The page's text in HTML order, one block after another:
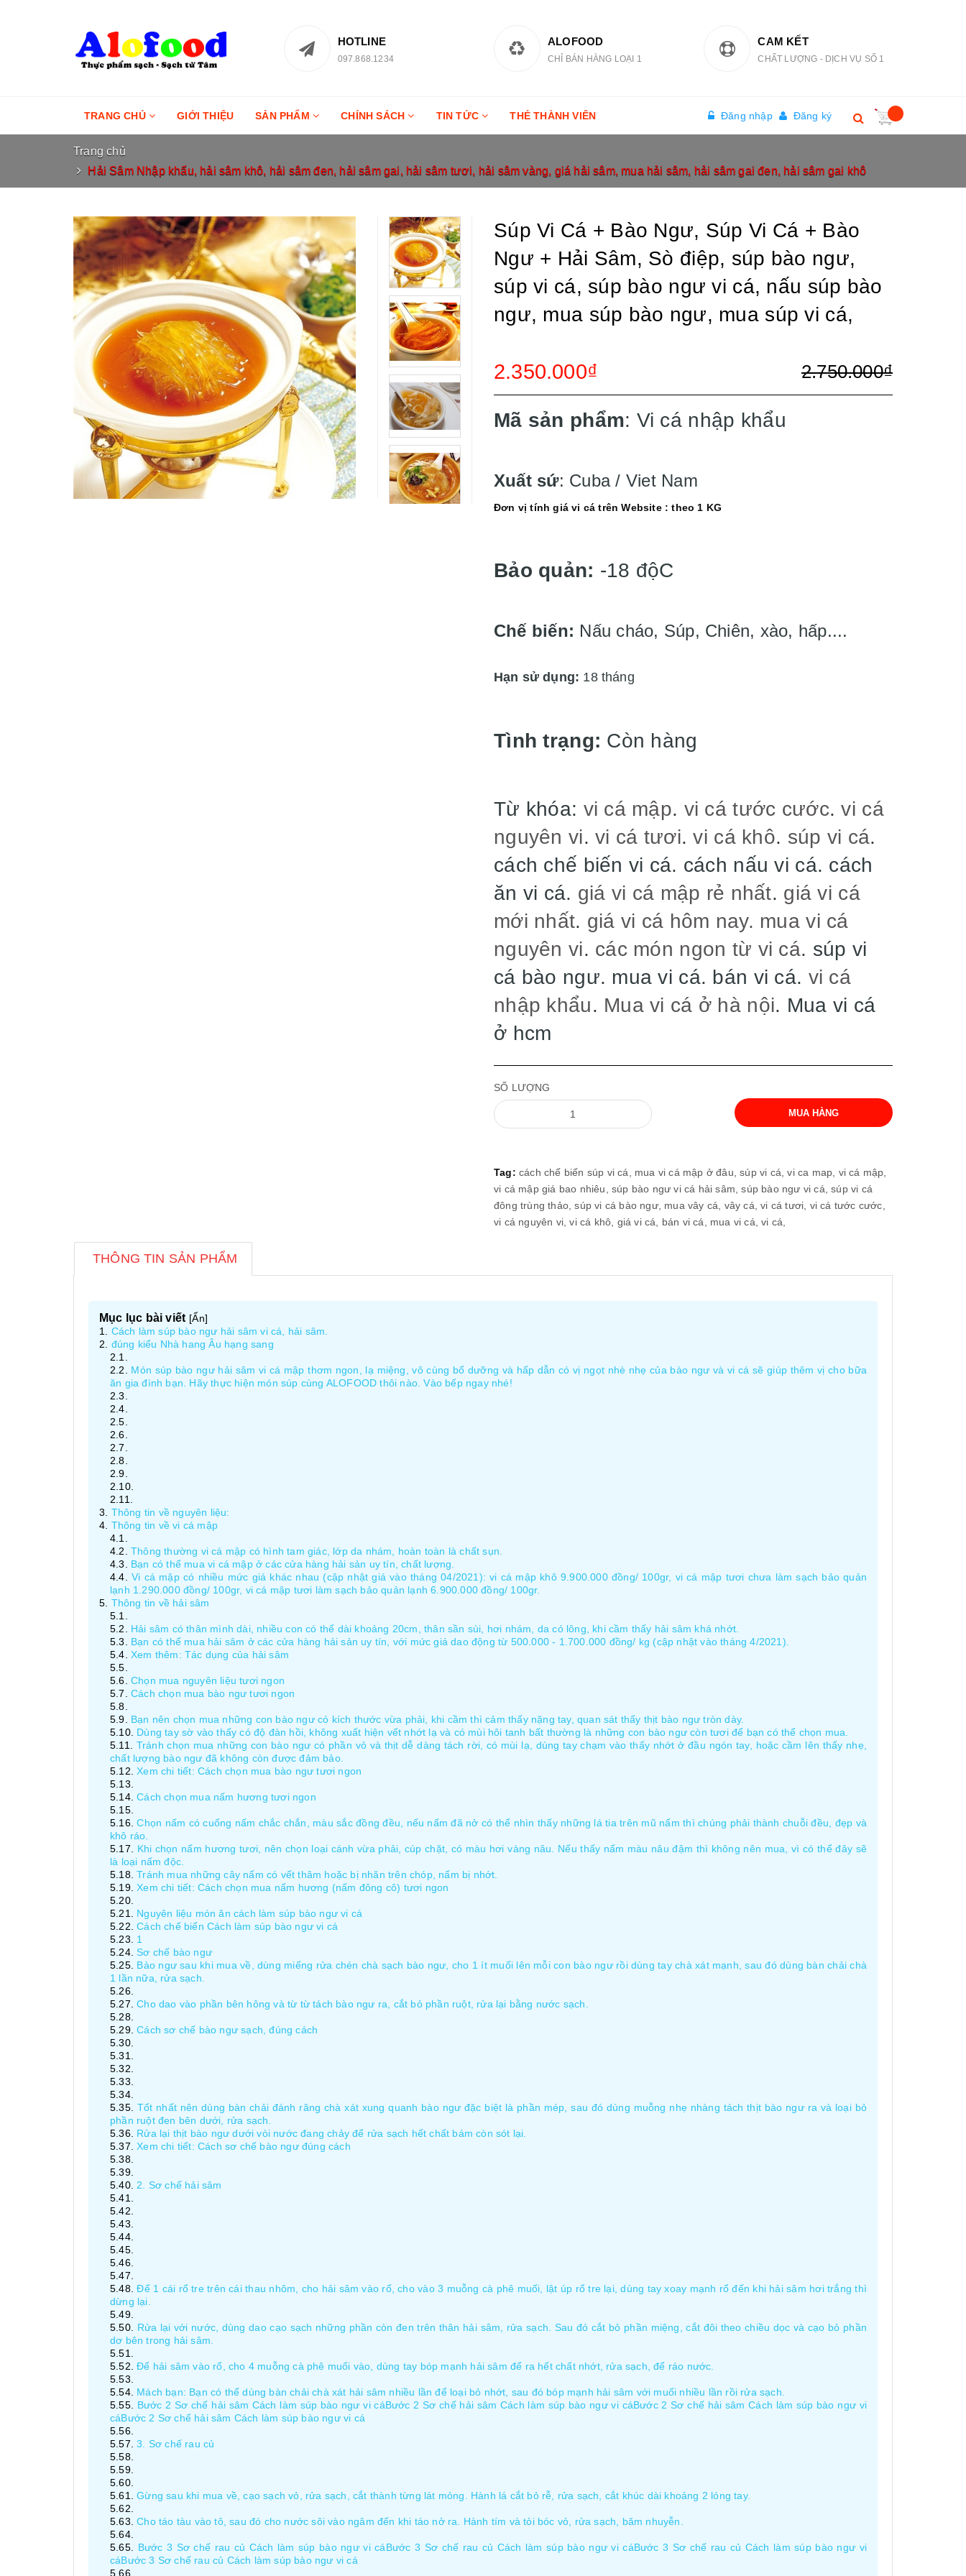
HOTLINE
097.868.1234
ALOFOOD
CHỈ BÁN HÀNG LOẠI 1
CAM KẾT
CHẤT LƯỢNG - DỊCH VỤ SỐ 1
TRANG CHỦ GIỚI THIỆU SẢN PHẨM CHÍNH SÁCH TIN TỨC THẺ THÀNH VIÊN Đăng nhập Đăng ký
Trang chủ
Hải Sâm Nhập khẩu, hải sâm khô, hải sâm đen, hải sâm gai, hải sâm tươi, hải sâm vàng, giá hải sâm, mua hải sâm, hải sâm gai đen, hải sâm gai khô
Súp Vi Cá + Bào Ngư, Súp Vi Cá + Bào
Ngư + Hải Sâm, Sò điệp, súp bào ngư,
súp vi cá, súp bào ngư vi cá, nấu súp bào
ngư, mua súp bào ngư, mua súp vi cá,
2.350.000₫ 2.750.000₫
Mã sản phẩm: Vi cá nhập khẩu
Xuất sứ: Cuba / Viet Nam
Đơn vị tính giá vi cá trên Website : theo 1 KG
Bảo quản: -18 độC
Chế biến: Nấu cháo, Súp, Chiên, xào, hấp....
Hạn sử dụng: 18 tháng
Tình trạng: Còn hàng
Từ khóa: vi cá mập. vi cá tước cước.vi cá
nguyên vi.vi cá tươi.vi cá khô. súp vi cá.
cách chế biến vi cá. cách nấu vi cá. cách
ăn vi cá. giá vi cá mập rẻ nhất. giá vi cá
mới nhất. giá vi cá hôm nay. mua vi cá
nguyên vi. các món ngon từ vi cá. súp vi
cá bào ngư. mua vi cá. bán vi cá. vi cá
nhập khẩu. Mua vi cá ở hà nội. Mua vi cá
ở hcm
SỐ LƯỢNG
MUA HÀNG
Tag: cách chế biến súp vi cá, mua vi cá mập ở đâu,súp vi cá,vi ca map, vi cá mập,
vi cá mập giá bao nhiêu, súp bào ngư vi cá hải sâm,súp bào ngư vi cá,súp vi cá
đông trùng thảo,súp vi cá bào ngư, mua vây cá, vây cá,vi cá tươi, vi cá tước cước,
vi cá nguyên vi,vi cá khô, giá vi cá, bán vi cá, mua vi cá,vi cá,
THÔNG TIN SẢN PHẨM
Mục lục bài viết [Ẩn]
Cách làm súp bào ngư hải sâm vi cá, hải sâm.
đúng kiểu Nhà hang Âu hạng sang
Món súp bào ngư hải sâm vi cá mập thơm ngon, lạ miệng, vô cùng bổ dưỡng và hấp dẫn có vị ngọt nhè nhẹ của bào ngư và vi cá sẽ giúp thêm vị cho bữa
ăn gia đình bạn. Hãy thực hiện món súp cùng ALOFOOD thôi nào. Vào bếp ngay nhé!
Thông tin về nguyên liệu:
Thông tin về vi cá mập
Thông thường vi cá mập có hình tam giác, lớp da nhám, hoàn toàn là chất sụn.
Bạn có thể mua vi cá mập ở các cửa hàng hải sản uy tín, chất lượng.
Vi cá mập có nhiều mức giá khác nhau (cập nhật giá vào tháng 04/2021): vi cá mập khô 9.900.000 đồng/ 100gr, vi cá mập tươi chưa làm sạch bảo quản
lạnh 1.290.000 đồng/ 100gr, vi cá mập tươi làm sạch bảo quản lạnh 6.900.000 đồng/ 100gr.
Thông tin về hải sâm
Hải sâm có thân mình dài, nhiều con có thể dài khoảng 20cm, thân sần sùi, hơi nhám, da có lông, khi cầm thấy hải sâm khá nhớt.
Bạn có thể mua hải sâm ở các cửa hàng hải sản uy tín, với mức giá dao động từ 500.000 - 1.700.000 đồng/ kg (cập nhật vào tháng 4/2021).
Xem thêm: Tác dụng của hải sâm
Chọn mua nguyên liệu tươi ngon
Cách chọn mua bào ngư tươi ngon
Bạn nên chọn mua những con bào ngư có kích thước vừa phải, khi cầm thì cảm thấy nặng tay, quan sát thấy thịt bào ngư tròn dày.
Dùng tay sờ vào thấy có độ đàn hồi, không xuất hiện vết nhớt lạ và có mùi hôi tanh bất thường là những con bào ngư còn tươi để bạn có thể chọn mua.
Tránh chọn mua những con bào ngư có phần vỏ và thịt dễ dàng tách rời, có mùi lạ, dùng tay chạm vào thấy nhớt ở đầu ngón tay, hoặc cầm lên thấy nhẹ,
chất lượng bào ngư đã không còn được đảm bảo.
Xem chi tiết: Cách chọn mua bào ngư tươi ngon
Cách chọn mua nấm hương tươi ngon
Chọn nấm có cuống nấm chắc chắn, màu sắc đồng đều, nếu nấm đã nở có thể nhìn thấy những lá tia trên mũ nấm thì chúng phải thành chuỗi đều, đẹp và
khô ráo.
Khi chọn nấm hương tươi, nên chọn loại cánh vừa phải, cúp chặt, có màu hơi vàng nâu. Nếu thấy nấm màu nâu đậm thì không nên mua, vì có thể đây sẽ
là loại nấm độc.
Tránh mua những cây nấm có vết thâm hoặc bị nhăn trên chóp, nấm bị nhớt.
Xem chi tiết: Cách chọn mua nấm hương (nấm đông cô) tươi ngon
Nguyên liệu món ăn cách làm súp bào ngư vi cá
Cách chế biến Cách làm súp bào ngư vi cá
1
Sơ chế bào ngư
Bào ngư sau khi mua về, dùng miếng rửa chén chà sạch bào ngư, cho 1 ít muối lên mỗi con bào ngư rồi dùng tay chà xát mạnh, sau đó dùng bàn chải chà
1 lần nữa, rửa sạch.
Cho dao vào phần bên hông và từ từ tách bào ngư ra, cắt bỏ phần ruột, rửa lại bằng nước sạch.
Cách sơ chế bào ngư sạch, đúng cách
Tốt nhất nên dùng bàn chải đánh răng chà xát xung quanh bào ngư đặc biệt là phần mép, sau đó dùng muỗng nhẹ nhàng tách thịt bào ngư ra và loại bỏ
phần ruột đen bên dưới, rửa sạch.
Rửa lại thịt bào ngư dưới vòi nước đang chảy để rửa sạch hết chất bám còn sót lại.
Xem chi tiết: Cách sơ chế bào ngư đúng cách
2. Sơ chế hải sâm
Để 1 cái rổ tre trên cái thau nhôm, cho hải sâm vào rổ, cho vào 3 muỗng cà phê muối, lật úp rổ tre lại, dùng tay xoay mạnh rổ đến khi hải sâm hơi trắng thì
dừng lại.
Rửa lại với nước, dùng dao cạo sạch những phần còn đen trên thân hải sâm, rửa sạch. Sau đó cắt bỏ phần miệng, cắt đôi theo chiều dọc và cạo bỏ phần
dơ bên trong hải sâm.
Để hải sâm vào rổ, cho 4 muỗng cà phê muối vào, dùng tay bóp mạnh hải sâm để ra hết chất nhớt, rửa sạch, để ráo nước.
Mách bạn: Bạn có thể dùng bàn chải chà xát hải sâm nhiều lần để loại bỏ nhớt, sau đó bóp mạnh hải sâm với muối nhiều lần rồi rửa sạch.
Bước 2 Sơ chế hải sâm Cách làm súp bào ngư vi cáBước 2 Sơ chế hải sâm Cách làm súp bào ngư vi cáBước 2 Sơ chế hải sâm Cách làm súp bào ngư vi
cáBước 2 Sơ chế hải sâm Cách làm súp bào ngư vi cá
3. Sơ chế rau củ
Gừng sau khi mua về, cạo sạch vỏ, rửa sạch, cắt thành từng lát mỏng. Hành lá cắt bỏ rễ, rửa sạch, cắt khúc dài khoảng 2 lóng tay.
Cho táo tàu vào tô, sau đó cho nước sôi vào ngâm đến khi táo nở ra. Hành tím và tỏi bóc vỏ, rửa sạch, băm nhuyễn.
Bước 3 Sơ chế rau củ Cách làm súp bào ngư vi cáBước 3 Sơ chế rau củ Cách làm súp bào ngư vi cáBước 3 Sơ chế rau củ Cách làm súp bào ngư vi
cáBước 3 Sơ chế rau củ Cách làm súp bào ngư vi cá